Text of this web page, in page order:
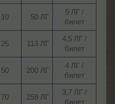
10​ 50 ЛГ​
5 ЛГ /
билет​
25​ 113 ЛГ​
4,5 ЛГ /
билет​
50​ 200 ЛГ​
4 ЛГ /
билет​
70​ 259 ЛГ​
3,7 ЛГ /
билет​